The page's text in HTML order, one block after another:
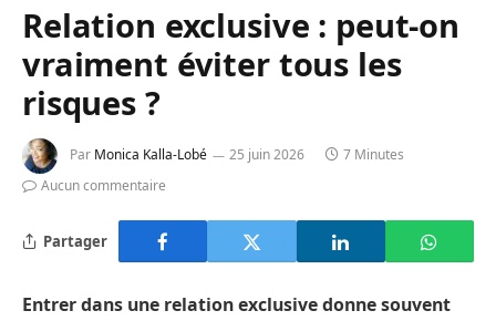
Relation exclusive : peut-on
vraiment éviter tous les
risques ?
Par Monica Kalla-Lobé 25 juin 2026
7 Minutes
Aucun commentaire
Partager
Entrer dans une relation exclusive donne souvent